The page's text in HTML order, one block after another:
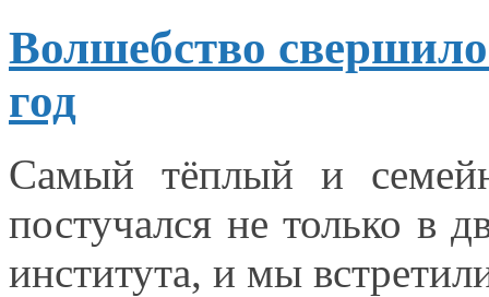
Волшебство
год
Самый тёплый и
постучался не только в
института, и мы